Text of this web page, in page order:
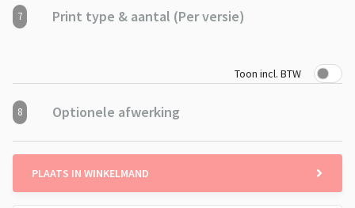
7 Print type & aantal (Per versie)
Toon incl. BTW
8 Optionele afwerking
PLAATS IN WINKELMAND